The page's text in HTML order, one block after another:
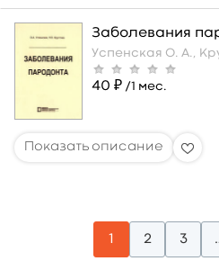
Заболевания
Успенская О. А.,
40 ₽ /1 мес.
1 2 3